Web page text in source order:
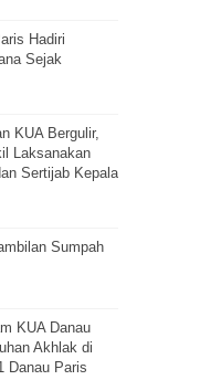
Hadiri
Sejak
KUA Bergulir,
Laksanakan
Sertijab Kepala
Sumpah
KUA Danau
Akhlak di
Danau Paris